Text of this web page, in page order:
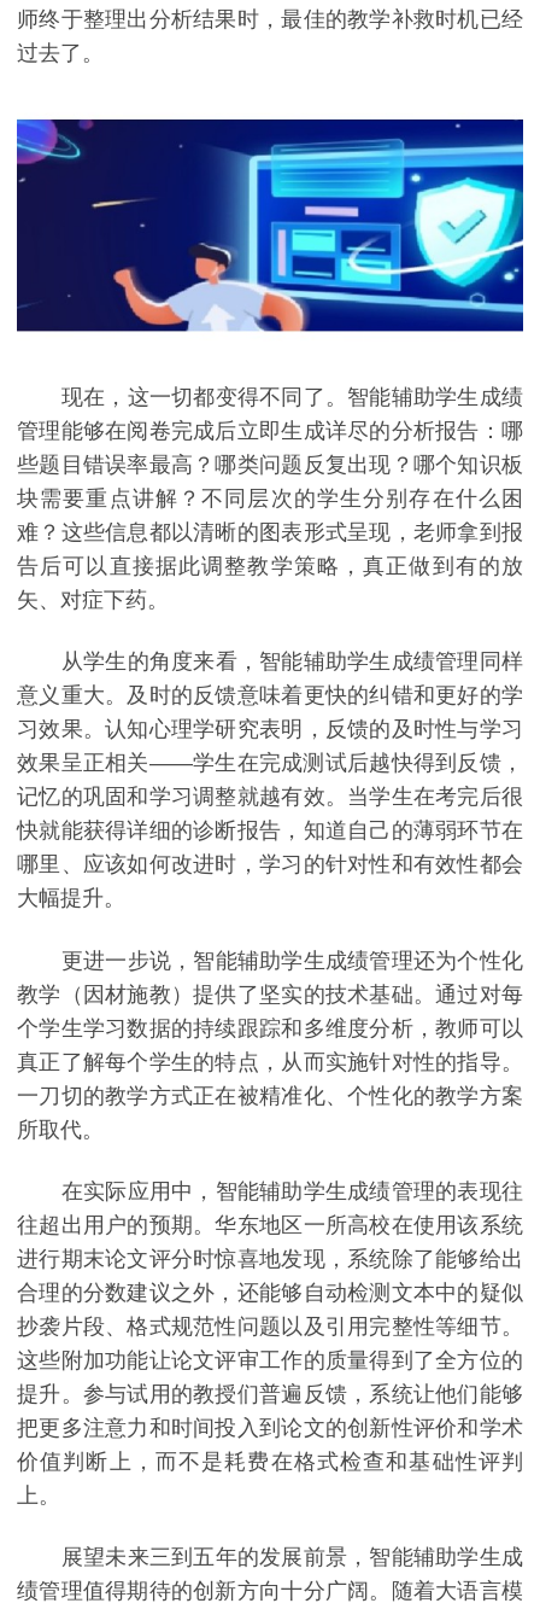
师终于整理出分析结果时，最佳的教学补救时机已经
过去了。
现在，这一切都变得不同了。智能辅助学生成绩
管理能够在阅卷完成后立即生成详尽的分析报告：哪
些题目错误率最高？哪类问题反复出现？哪个知识板
块需要重点讲解？不同层次的学生分别存在什么困
难？这些信息都以清晰的图表形式呈现，老师拿到报
告后可以直接据此调整教学策略，真正做到有的放
矢、对症下药。
从学生的角度来看，智能辅助学生成绩管理同样
意义重大。及时的反馈意味着更快的纠错和更好的学
习效果。认知心理学研究表明，反馈的及时性与学习
效果呈正相关——学生在完成测试后越快得到反馈，
记忆的巩固和学习调整就越有效。当学生在考完后很
快就能获得详细的诊断报告，知道自己的薄弱环节在
哪里、应该如何改进时，学习的针对性和有效性都会
大幅提升。
更进一步说，智能辅助学生成绩管理还为个性化
教学（因材施教）提供了坚实的技术基础。通过对每
个学生学习数据的持续跟踪和多维度分析，教师可以
真正了解每个学生的特点，从而实施针对性的指导。
一刀切的教学方式正在被精准化、个性化的教学方案
所取代。
在实际应用中，智能辅助学生成绩管理的表现往
往超出用户的预期。华东地区一所高校在使用该系统
进行期末论文评分时惊喜地发现，系统除了能够给出
合理的分数建议之外，还能够自动检测文本中的疑似
抄袭片段、格式规范性问题以及引用完整性等细节。
这些附加功能让论文评审工作的质量得到了全方位的
提升。参与试用的教授们普遍反馈，系统让他们能够
把更多注意力和时间投入到论文的创新性评价和学术
价值判断上，而不是耗费在格式检查和基础性评判
上。
展望未来三到五年的发展前景，智能辅助学生成
绩管理值得期待的创新方向十分广阔。随着大语言模